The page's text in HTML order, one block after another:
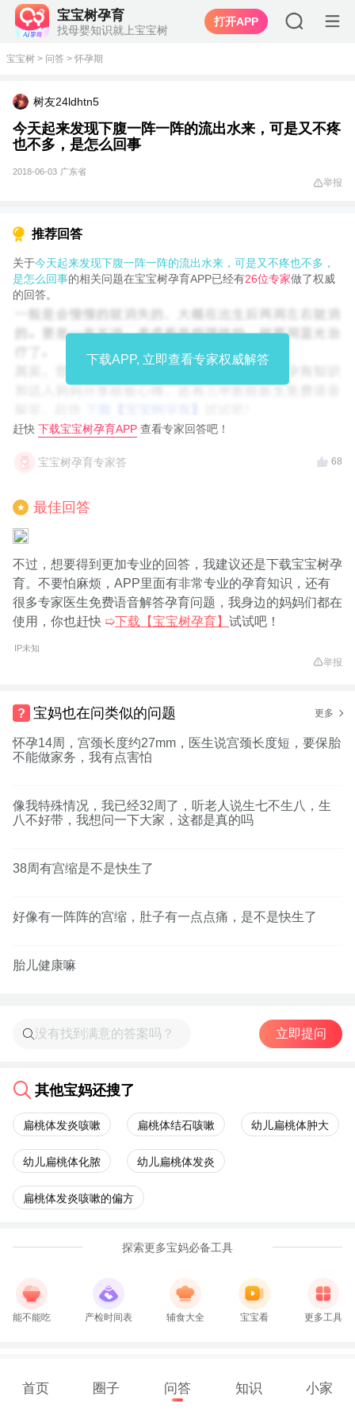
宝宝树孕育
找母婴知识就上宝宝树
打开APP
宝宝树 > 问答 > 怀孕期
树友24ldhtn5
今天起来发现下腹一阵一阵的流出水来，可是又不疼
也不多，是怎么回事
2018-06-03 广东省
举报
推荐回答
关于今天起来发现下腹一阵一阵的流出水来，可是又不疼也不多，
是怎么回事的相关问题在宝宝树孕育APP已经有26位专家做了权威
的回答。
下载APP, 立即查看专家权威解答
赶快 下载宝宝树孕育APP 查看专家回答吧！
宝宝树孕育专家答 68
★ 最佳回答
不过，想要得到更加专业的回答，我建议还是下载宝宝树孕
育。不要怕麻烦，APP里面有非常专业的孕育知识，还有
很多专家医生免费语音解答孕育问题，我身边的妈妈们都在
使用，你也赶快 ➯下载【宝宝树孕育】 试试吧！
IP未知
举报
宝妈也在问类似的问题 更多
怀孕14周，宫颈长度约27mm，医生说宫颈长度短，要保胎
不能做家务，我有点害怕
像我特殊情况，我已经32周了，听老人说生七不生八，生
八不好带，我想问一下大家，这都是真的吗
38周有宫缩是不是快生了
好像有一阵阵的宫缩，肚子有一点点痛，是不是快生了
胎儿健康嘛
立即提问
其他宝妈还搜了
扁桃体发炎咳嗽 扁桃体结石咳嗽 幼儿扁桃体肿大
幼儿扁桃体化脓 幼儿扁桃体发炎
扁桃体发炎咳嗽的偏方
探索更多宝妈必备工具
能不能吃 产检时间表 辅食大全 宝宝看 更多工具
首页 圈子 问答 知识 小家